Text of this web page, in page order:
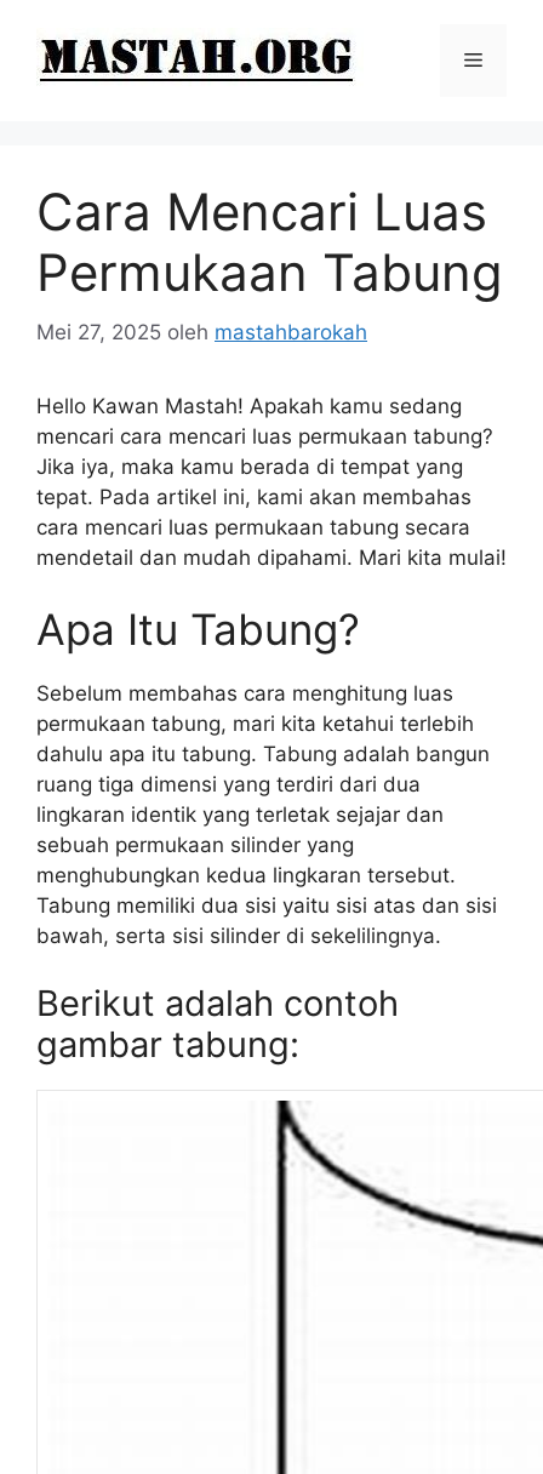
Menu
Cara Mencari Luas
Permukaan Tabung
Mei 27, 2025 oleh mastahbarokah
Hello Kawan Mastah! Apakah kamu sedang
mencari cara mencari luas permukaan tabung?
Jika iya, maka kamu berada di tempat yang
tepat. Pada artikel ini, kami akan membahas
cara mencari luas permukaan tabung secara
mendetail dan mudah dipahami. Mari kita mulai!
Apa Itu Tabung?
Sebelum membahas cara menghitung luas
permukaan tabung, mari kita ketahui terlebih
dahulu apa itu tabung. Tabung adalah bangun
ruang tiga dimensi yang terdiri dari dua
lingkaran identik yang terletak sejajar dan
sebuah permukaan silinder yang
menghubungkan kedua lingkaran tersebut.
Tabung memiliki dua sisi yaitu sisi atas dan sisi
bawah, serta sisi silinder di sekelilingnya.
Berikut adalah contoh
gambar tabung: